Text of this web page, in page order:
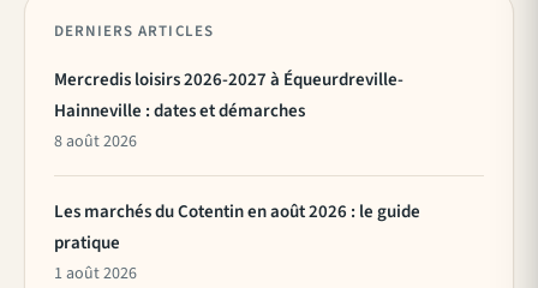
DERNIERS ARTICLES
Mercredis loisirs 2026-2027 à Équeurdreville-
Hainneville : dates et démarches
8 août 2026
Les marchés du Cotentin en août 2026 : le guide
pratique
1 août 2026